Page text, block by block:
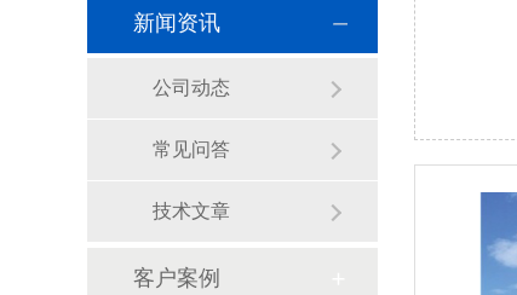
新闻资讯
公司动态
常见问答
技术文章
客户案例